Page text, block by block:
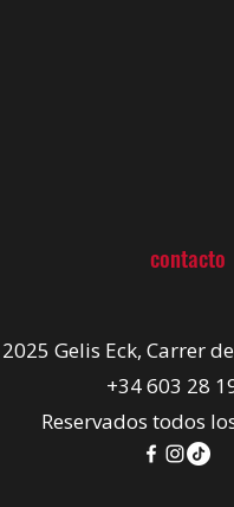
contacto
Gelis Eck, Carrer
+34 603 28
Reservados todos